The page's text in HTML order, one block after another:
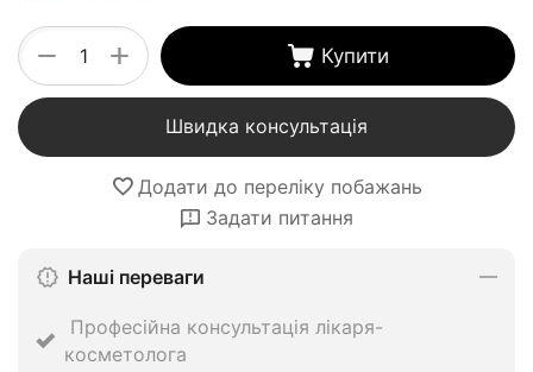
+
− Купити
Швидка консультація
Додати до переліку побажань
Задати питання
Наші переваги
Професійна консультація лікаря-
косметолога